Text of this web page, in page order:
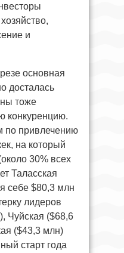
и
основная
досталась
тоже
конкуренцию.
по привлечению
на который
30% всех
Таласская
себе $80,3 млн
лидеров
Чуйская ($68,6
($43,3 млн)
старт года